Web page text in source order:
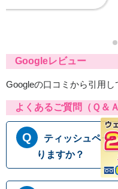
Googleレビュー
Googleの口コミから引用し
よくあるご質問（Ｑ＆Ａ
ティッシュペー
りますか？
トイレットペ